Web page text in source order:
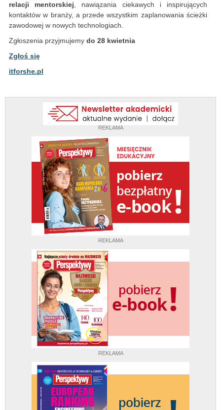
REKLAMA
REKLAMA
REKLAMA
relacji mentorskiej, nawiązania ciekawych i inspirujących
kontaktów w branży, a przede wszystkim zaplanowania ścieżki
zawodowej w nowych technologiach.
Zgłoszenia przyjmujemy do 28 kwietnia
Zgłoś się
itforshe.pl